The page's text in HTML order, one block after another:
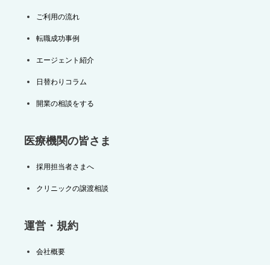
ご利用の流れ
転職成功事例
エージェント紹介
日替わりコラム
開業の相談をする
医療機関の皆さま
採用担当者さまへ
クリニックの譲渡相談
運営・規約
会社概要